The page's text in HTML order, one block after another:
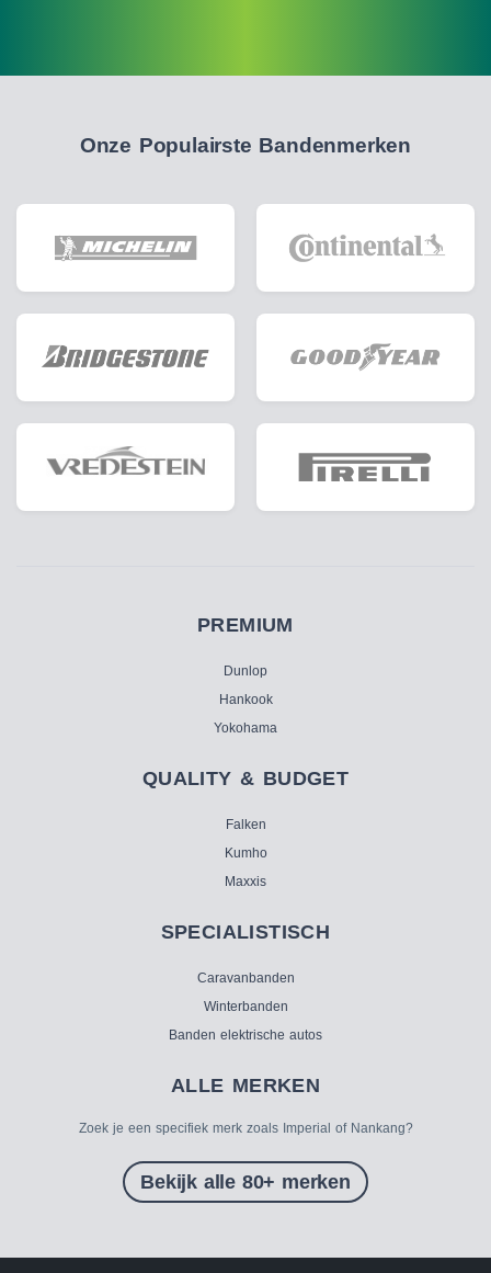
Onze Populairste Bandenmerken
PREMIUM
Dunlop
Hankook
Yokohama
QUALITY & BUDGET
Falken
Kumho
Maxxis
SPECIALISTISCH
Caravanbanden
Winterbanden
Banden elektrische autos
ALLE MERKEN
Zoek je een specifiek merk zoals Imperial of Nankang?
Bekijk alle 80+ merken